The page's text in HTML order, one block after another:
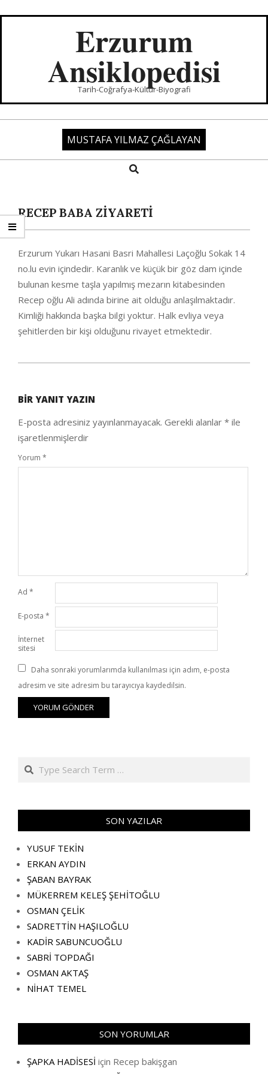
Erzurum
Ansiklopedisi
Tarih-Coğrafya-Kültür-Biyografi
MUSTAFA YILMAZ ÇAĞLAYAN
Search
RECEP BABA ZİYARETİ
Erzurum Yukarı Hasani Basri Mahallesi Laçoğlu Sokak 14
no.lu evin içindedir. Karanlık ve küçük bir göz dam içinde
bulunan kesme taşla yapılmış mezarın kitabesinden
Recep oğlu Ali adında birine ait olduğu anlaşılmaktadır.
Kimliği hakkında başka bilgi yoktur. Halk evliya veya
şehitlerden bir kişi olduğunu rivayet etmektedir.
30
BIR YANIT YAZIN
E-posta adresiniz yayınlanmayacak. Gerekli alanlar * ile
işaretlenmişlerdir
Yorum *
Ad *
E-posta *
İnternet
sitesi
Daha sonraki yorumlarımda kullanılması için adım, e-posta
adresim ve site adresim bu tarayıcıya kaydedilsin.
Search
SON YAZILAR
YUSUF TEKİN
ERKAN AYDIN
ŞABAN BAYRAK
MÜKERREM KELEŞ ŞEHİTOĞLU
OSMAN ÇELİK
SADRETTİN HAŞILOĞLU
KADİR SABUNCUOĞLU
SABRİ TOPDAĞI
OSMAN AKTAŞ
NİHAT TEMEL
SON YORUMLAR
ŞAPKA HADİSESİ için Recep bakişgan